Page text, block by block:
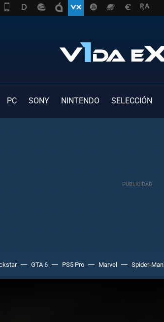
PC SONY NINTENDO SELECCIÓN
GTA 6 PS5 Pro Marvel Spider-Man